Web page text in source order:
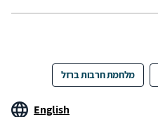
מלחמת חרבות ברזל
English